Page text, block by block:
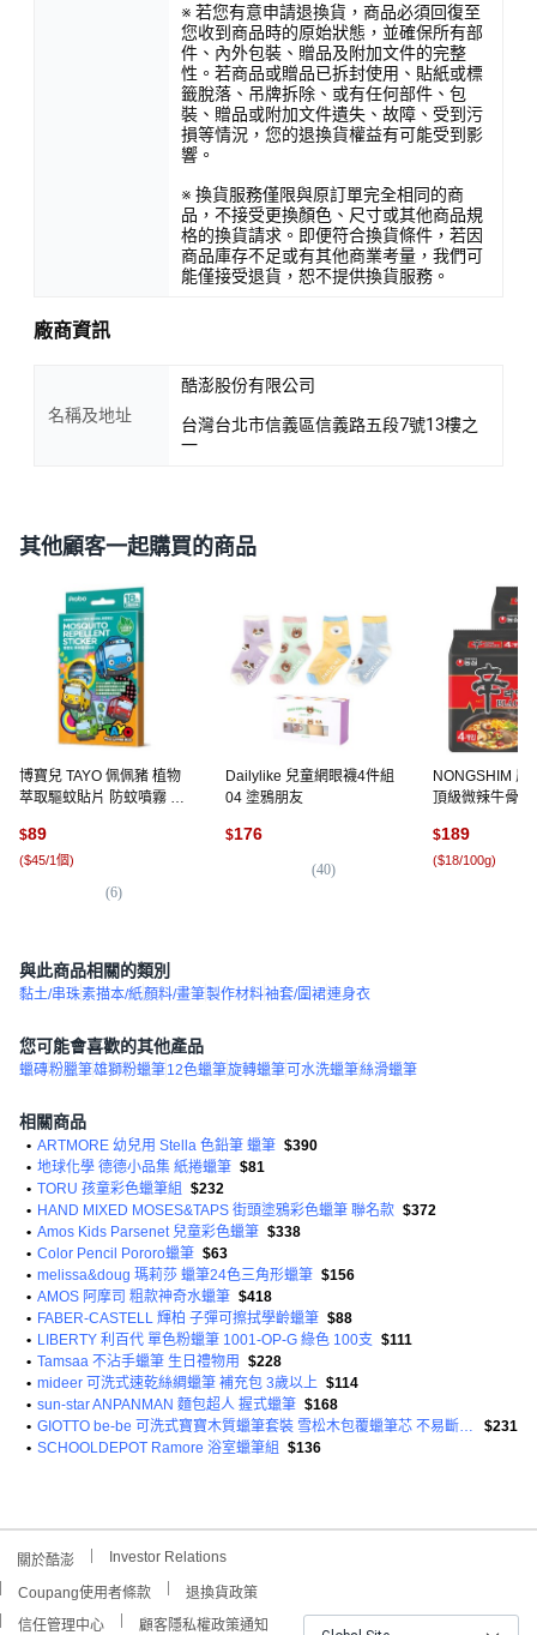
※ 若您有意申請退換貨，商品必須回復至
您收到商品時的原始狀態，並確保所有部
件、內外包裝、贈品及附加文件的完整
性。若商品或贈品已拆封使用、貼紙或標
籤脫落、吊牌拆除、或有任何部件、包
裝、贈品或附加文件遺失、故障、受到污
損等情況，您的退換貨權益有可能受到影
響。
※ 換貨服務僅限與原訂單完全相同的商
品，不接受更換顏色、尺寸或其他商品規
格的換貨請求。即便符合換貨條件，若因
商品庫存不足或有其他商業考量，我們可
能僅接受退貨，恕不提供換貨服務。
廠商資訊
名稱及地址
酷澎股份有限公司
台灣台北市信義區信義路五段7號13樓之
一
其他顧客一起購買的商品
博寶兒 TAYO 佩佩豬 植物
萃取驅蚊貼片 防蚊噴霧 18
個, TAYO 防蚊貼片（買一
送一）
$89
($45/1個)
(6)
Dailylike 兒童網眼襪4件組
04 塗鴉朋友
$176
(40)
NONGSHIM 農
頂級微辣牛骨
$189
($18/100g)
與此商品相關的類別
黏土/串珠素描本/紙顏料/畫筆製作材料袖套/圍裙連身衣
您可能會喜歡的其他產品
蠟磚粉臘筆雄獅粉蠟筆12色蠟筆旋轉蠟筆 可水洗蠟筆絲滑蠟筆
相關商品
• ARTMORE 幼兒用 Stella 色鉛筆 蠟筆 $390
• 地球化學 德德小品集 紙捲蠟筆 $81
• TORU 孩童彩色蠟筆組
$232
• HAND MIXED MOSES&TAPS 街頭塗鴉彩色蠟筆 聯名款 $372
• Amos Kids Parsenet 兒童彩色蠟筆 $338
• Color Pencil Pororo蠟筆 $63
• melissa&doug 瑪莉莎 蠟筆24色三角形蠟筆 $156
• AMOS 阿摩司 粗款神奇水蠟筆 $418
• FABER-CASTELL 輝柏 子彈可擦拭學齡蠟筆 $88
• LIBERTY 利百代 單色粉蠟筆 1001-OP-G 綠色 100支 $111
• Tamsaa 不沾手蠟筆 生日禮物用
$228
• mideer 可洗式速乾絲綢蠟筆 補充包 3歲以上 $114
• sun-star ANPANMAN 麵包超人 握式蠟筆 $168
•
GIOTTO be-be 可洗式寶寶木質蠟筆套裝 雪松木包覆蠟筆芯 不易斷裂 天然木香 好清洗 防啃咬後蓋 附專用削筆器
$231
• SCHOOLDEPOT Ramore 浴室蠟筆組 $136
關於酷澎 Investor Relations
Coupang使用者條款
退換貨政策
信任管理中心
顧客隱私權政策通知